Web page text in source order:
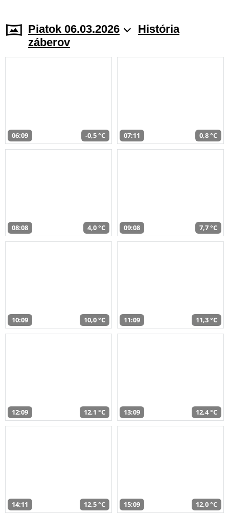
Piatok 06.03.2026
História
záberov
06:09 -0,5 °C 07:11 0,8 °C
08:08 4,0 °C 09:08 7,7 °C
10:09 10,0 °C 11:09 11,3 °C
12:09 12,1 °C 13:09 12,4 °C
14:11 12,5 °C 15:09 12,0 °C